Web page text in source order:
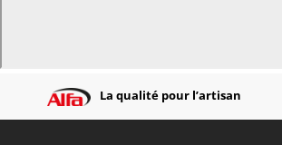
La qualité pour l’artisan